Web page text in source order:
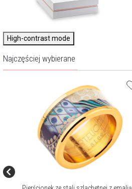
High-contrast mode
Najczęściej wybierane